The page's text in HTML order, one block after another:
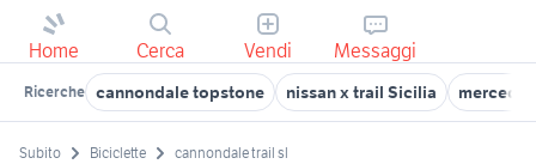
Home Cerca Vendi Messaggi
Ricerche cannondale topstone nissan x trail Sicilia
Subito Biciclette cannondale trail sl